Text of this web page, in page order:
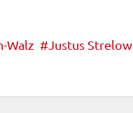
Walz Justus Strelow